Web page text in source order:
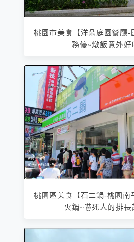
桃園市美食【洋朵庭園餐廳-
務優~燉飯意外好
桃園區美食【石二鍋-桃園南
火鍋~嚇死人的排長